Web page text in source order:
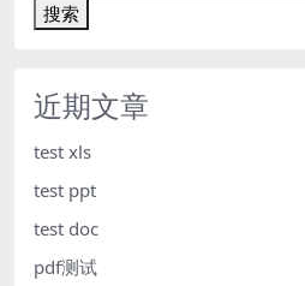
搜索
近期文章
test xls
test ppt
test doc
pdf测试